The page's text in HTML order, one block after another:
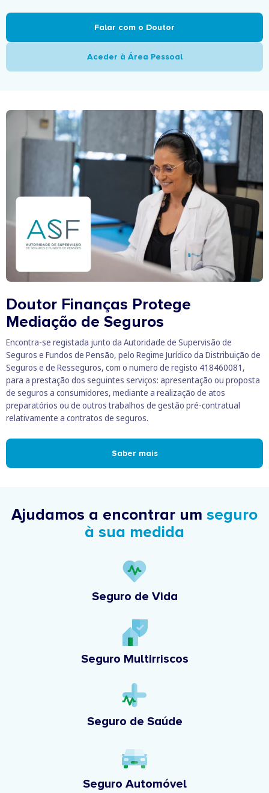
Falar com o Doutor
Aceder à Área Pessoal
Doutor Finanças Protege
Mediação de Seguros
Encontra-se registada junto da Autoridade de Supervisão de
Seguros e Fundos de Pensão, pelo Regime Jurídico da Distribuição de
Seguros e de Resseguros, com o numero de registo 418460081,
para a prestação dos seguintes serviços: apresentação ou proposta
de seguros a consumidores, mediante a realização de atos
preparatórios ou de outros trabalhos de gestão pré-contratual
relativamente a contratos de seguros.
Saber mais
Ajudamos a encontrar um seguro
à sua medida
Seguro de Vida
Seguro Multirriscos
Seguro de Saúde
Seguro Automóvel